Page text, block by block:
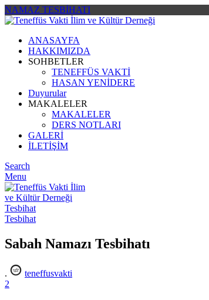
NAMAZ TESBİHATI
ANASAYFA
HAKKIMIZDA
SOHBETLER
TENEFFÜS VAKTİ
HASAN YENİDERE
Duyurular
MAKALELER
MAKALELER
DERS NOTLARI
GALERİ
İLETİŞİM
Search
Menu
Tesbihat
Tesbihat
Sabah Namazı Tesbihatı
.
teneffusvakti
2